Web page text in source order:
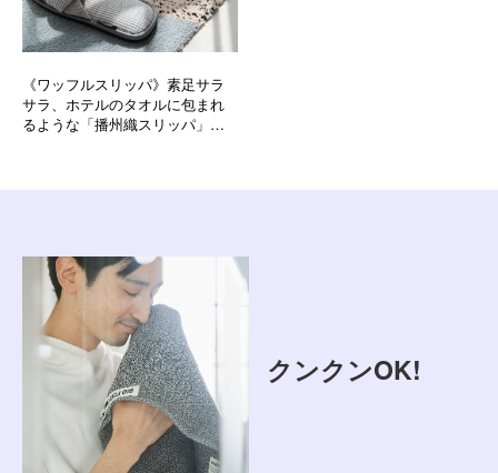
《ワッフルスリッパ》素足サラ
サラ、ホテルのタオルに包まれ
るような「播州織スリッパ」｜
クンクンOK!